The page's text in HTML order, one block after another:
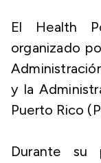
El Health
organizado
y la
Puerto Rico
Durante su